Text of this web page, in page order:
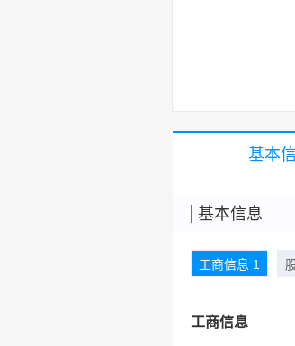
基本
基本信息
工商信息 1
工商信息